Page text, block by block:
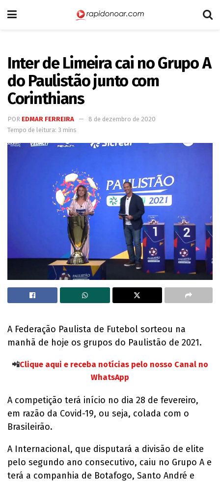
Inter de Limeira cai no Grupo A
do Paulistão junto com
Corinthians
POR EDMAR FERREIRA
8 de dezembro de 2020
Tempo de leitura: 3 mins
A Federação Paulista de Futebol sorteou na
manhã de hoje os grupos do Paulistão de 2021.
📲Clique aqui e receba notícias pelo nosso Canal no
WhatsApp
A competição terá início no dia 28 de fevereiro,
em razão da Covid-19, ou seja, colada com o
Brasileirão.
A Internacional, que disputará a divisão de elite
pelo segundo ano consecutivo, caiu no Grupo A e
terá a companhia de Botafogo, Santo André e